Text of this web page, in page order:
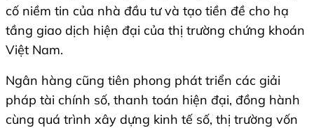
cố niềm tin của nhà đầu tư và tạo tiền đề cho hạ
tầng giao dịch hiện đại của thị trường chứng khoán
Việt Nam.
Ngân hàng cũng tiên phong phát triển các giải
pháp tài chính số, thanh toán hiện đại, đồng hành
cùng quá trình xây dựng kinh tế số, thị trường vốn